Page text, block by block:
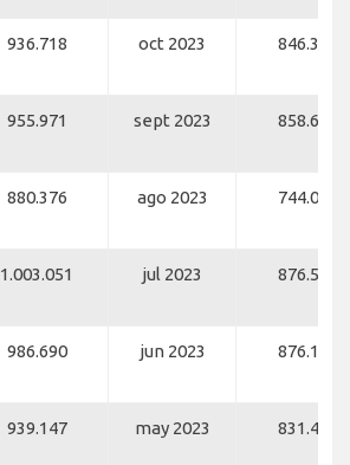
936.718 oct 2023 846.312
955.971 sept 2023 858.659
880.376 ago 2023 744.069
1.003.051 jul 2023 876.534
986.690 jun 2023 876.161
939.147 may 2023 831.411